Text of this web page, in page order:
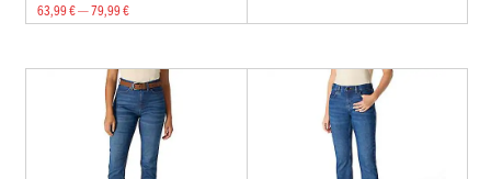
63,99 € — 79,99 €